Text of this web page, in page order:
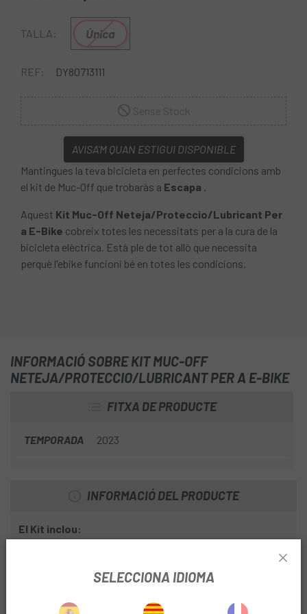
TALLA: Única
REF: DY80713111
AVISA'M QUAN ESTIGUI DISPONIBLE
Mantingues la teva bicicleta en perfectes condicions amb
el kit de Muc-Off que trobaràs a Escapa .
Aquest Kit Muc-Off Neteja/Proteccio/Lubricant Per
a E-Bike cobreix totes les necessitats per a la cura de la
bicicleta elèctrica. Està ple de tot allò que necessita
perquè l'ebike funcioni bé en totes les condicions.
INFORMACIÓ SOBRE KIT MUC-OFF
NETEJA/PROTECCIO/LUBRICANT PER A E-BIKE
FITXA DE PRODUCTE
TEMPORADA 2023
INFORMACIÓ DEL PRODUCTE
El Kit inclou:
Netejador de bicicletes Nano Tech - 1L.
Spray Lubricant Muc-Off MO-94 - 400ml.: Spray que actua
SELECCIONA IDIOMA